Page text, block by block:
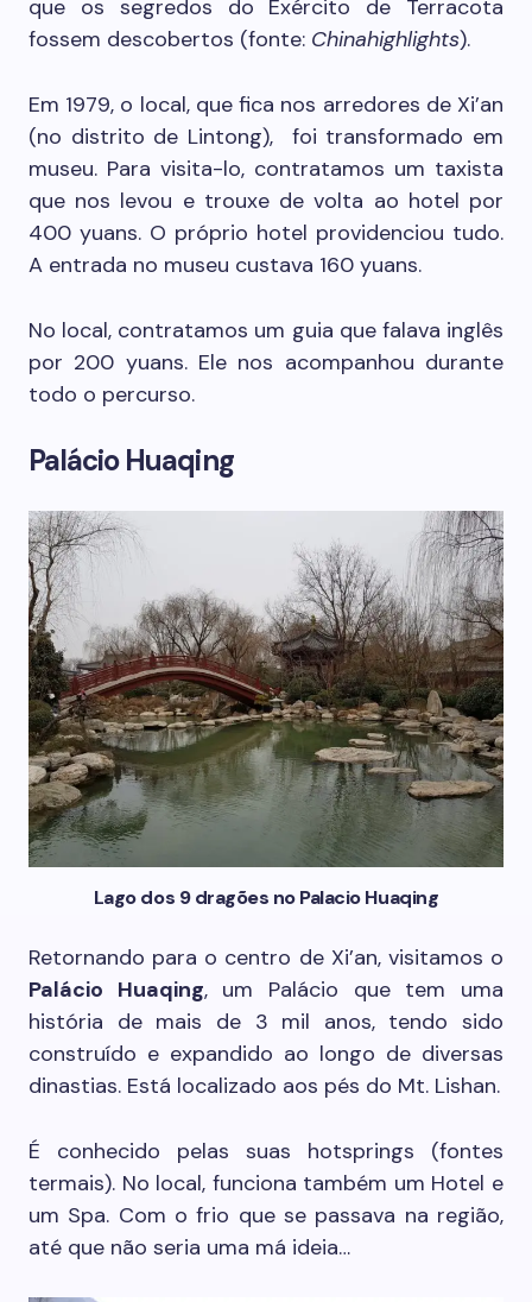
que os segredos do Exército de Terracota
fossem descobertos (fonte: Chinahighlights).
Em 1979, o local, que fica nos arredores de Xi’an
(no distrito de Lintong), foi transformado em
museu. Para visita-lo, contratamos um taxista
que nos levou e trouxe de volta ao hotel por
400 yuans. O próprio hotel providenciou tudo.
A entrada no museu custava 160 yuans.
No local, contratamos um guia que falava inglês
por 200 yuans. Ele nos acompanhou durante
todo o percurso.
Palácio Huaqing
Lago dos 9 dragões no Palacio Huaqing
Retornando para o centro de Xi’an, visitamos o
Palácio Huaqing, um Palácio que tem uma
história de mais de 3 mil anos, tendo sido
construído e expandido ao longo de diversas
dinastias. Está localizado aos pés do Mt. Lishan.
É conhecido pelas suas hotsprings (fontes
termais). No local, funciona também um Hotel e
um Spa. Com o frio que se passava na região,
até que não seria uma má ideia…